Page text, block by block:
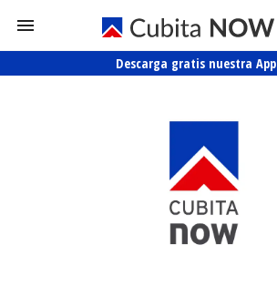
Descarga gratis nuestra App